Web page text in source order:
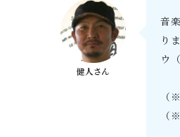
音
り
ウ
（
（